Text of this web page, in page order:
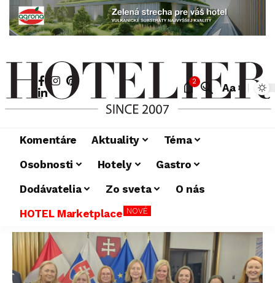
2
Aa
Komentáre Aktuality
Téma
Osobnosti
Hotely
Gastro
Dodávatelia
Zo sveta
O nás
HOTEL Marketplace NOVÉ